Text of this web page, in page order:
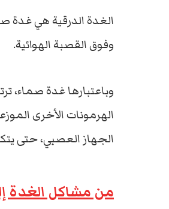
الغدة الدرقية هي غدة
وفوق القصبة الهوائية.
وباعتبارها غدة صماء،
الهرمونات الأخرى
الجهاز العصبي، حتى